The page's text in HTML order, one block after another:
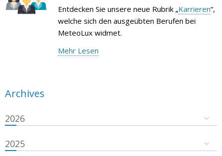
Entdecken Sie unsere neue Rubrik „Karrieren“,
welche sich den ausgeübten Berufen bei
MeteoLux widmet.
Mehr Lesen
Archives
2026
2025